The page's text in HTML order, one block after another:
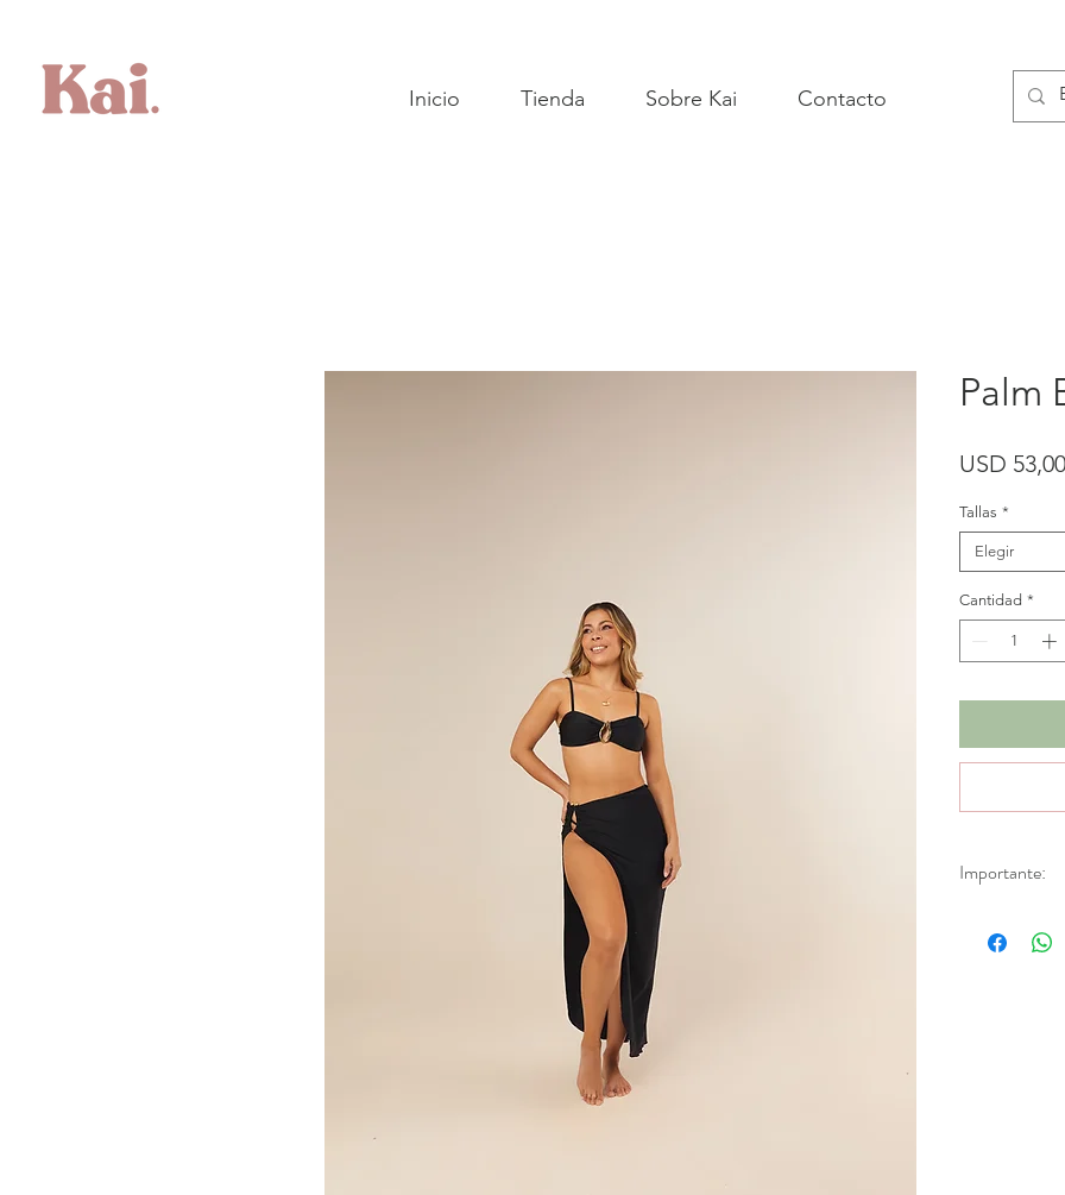
Inicio Tienda Sobre Kai Contacto
Palm
USD 53,00
Tallas *
Elegir
Cantidad *
Importante:
descuentos.